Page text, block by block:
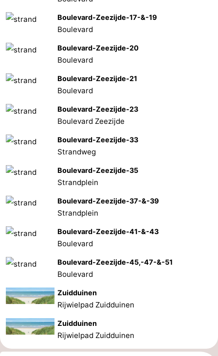
Boulevard-Zeezijde-17-&-19
Boulevard
Boulevard-Zeezijde-20
Boulevard
Boulevard-Zeezijde-21
Boulevard
Boulevard-Zeezijde-23
Boulevard Zeezijde
Boulevard-Zeezijde-33
Strandweg
Boulevard-Zeezijde-35
Strandplein
Boulevard-Zeezijde-37-&-39
Strandplein
Boulevard-Zeezijde-41-&-43
Boulevard
Boulevard-Zeezijde-45,-47-&-51
Boulevard
Zuidduinen
Rijwielpad Zuidduinen
Zuidduinen
Rijwielpad Zuidduinen